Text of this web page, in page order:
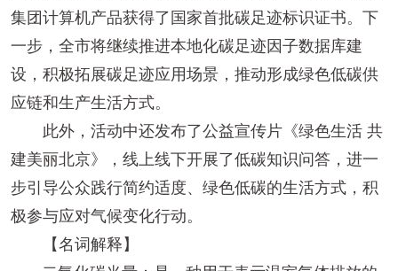
集团计算机产品获得了国家首批碳足迹标识证书。下
一步，全市将继续推进本地化碳足迹因子数据库建
设，积极拓展碳足迹应用场景，推动形成绿色低碳供
应链和生产生活方式。
此外，活动中还发布了公益宣传片《绿色生活 共
建美丽北京》，线上线下开展了低碳知识问答，进一
步引导公众践行简约适度、绿色低碳的生活方式，积
极参与应对气候变化行动。
【名词解释】